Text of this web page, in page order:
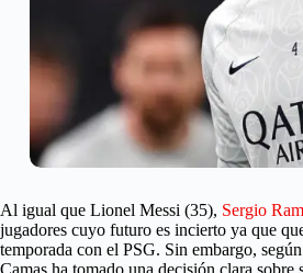
Al igual que Lionel Messi (35), Sergio
jugadores cuyo futuro es incierto ya que
temporada con el PSG. Sin embargo, según